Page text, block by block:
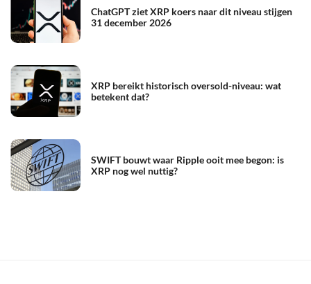
ChatGPT ziet XRP koers naar dit niveau stijgen
31 december 2026
XRP bereikt historisch oversold-niveau: wat
betekent dat?
SWIFT bouwt waar Ripple ooit mee begon: is
XRP nog wel nuttig?